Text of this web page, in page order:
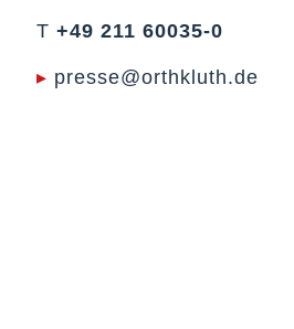
T +49 211 60035-0
▸ presse@orthkluth.de